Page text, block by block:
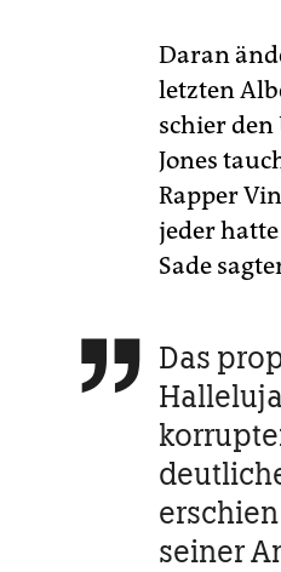
Daran
letzten
schier den
Jones
Rapper
jeder
Sade
 Das
seiner